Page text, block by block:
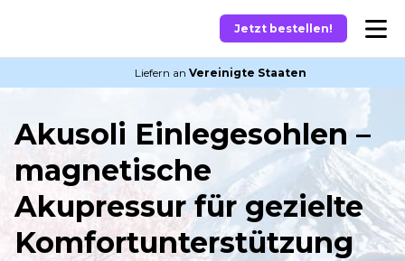
Jetzt bestellen!
Liefern an Vereinigte Staaten
Akusoli Einlegesohlen –
magnetische
Akupressur für gezielte
Komfortunterstützung